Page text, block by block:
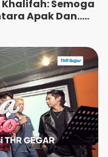
Semoga
Apak Dan…..